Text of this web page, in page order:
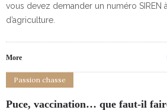
vous devez demander un numéro SIREN
d’agriculture.
More
Passion chasse
Puce, vaccination… que faut-il